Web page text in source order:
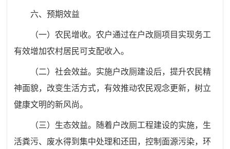
六、预期效益
（一）农民增收。农户通过在户改厕项目实现务工
有效增加农村居民可支配收入。
（二）社会效益。实施户改厕建设后，提升农民精
神面貌，改变生活方式，有效推动农民观念更新，树立
健康文明的新风尚。
（三）生态效益。随着户改厕工程建设的实施，生
活粪污、废水得到集中处理和还田，控制面源污染，环